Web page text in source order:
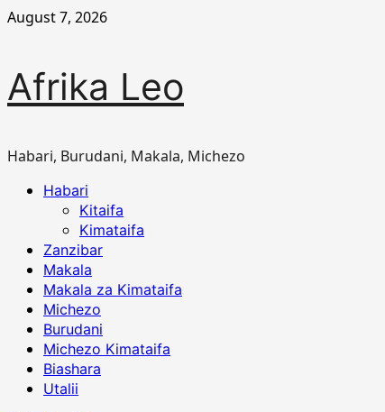
Skip
August 7, 2026
Afrika Leo
Habari, Burudani, Makala, Michezo
PrimaryHabari
Kitaifa
Kimataifa
Zanzibar
Makala
Makala za Kimataifa
Michezo
Burudani
Michezo Kimataifa
Biashara
Utalii